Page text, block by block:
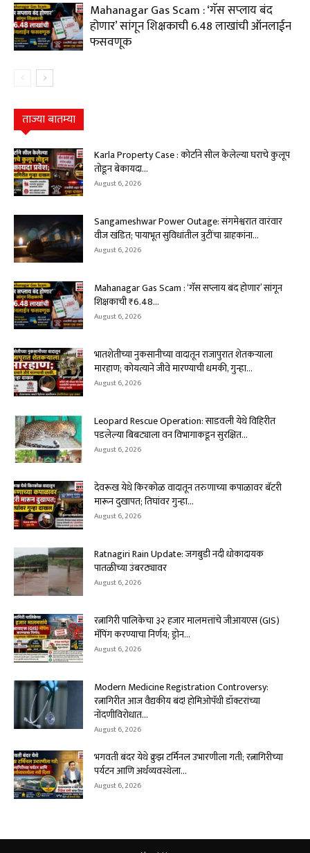
Mahanagar Gas Scam : ‘गॅस सप्लाय बंद
होणार’ सांगून शिक्षकाची ₹6.48 लाखांची ऑनलाईन
फसवणूक
ताज्या बातम्या
Karla Property Case : कोर्टाने सील केलेल्या घराचे कुलूप
तोडून बेकायदा...
August 6, 2026
Sangameshwar Power Outage: संगमेश्वरात वारंवार
वीज खंडित; पायाभूत सुविधांतील त्रुटींचा ग्राहकांना...
August 6, 2026
Mahanagar Gas Scam : ‘गॅस सप्लाय बंद होणार’ सांगून
शिक्षकाची ₹6.48...
August 6, 2026
भातशेतीच्या नुकसानीच्या वादातून राजापुरात शेतकऱ्याला
मारहाण; कोयत्याने जीवे मारण्याची धमकी, गुन्हा...
August 6, 2026
Leopard Rescue Operation: साडवली येथे विहिरीत
पडलेल्या बिबट्याला वन विभागाकडून सुरक्षित...
August 6, 2026
देवरूख येथे किरकोळ वादातून तरुणाच्या कपाळावर बॅटरी
मारून दुखापत; तिघांवर गुन्हा...
August 6, 2026
Ratnagiri Rain Update: जगबुडी नदी धोकादायक
पातळीच्या उंबरठ्यावर
August 6, 2026
रत्नागिरी पालिकेचा ३२ हजार मालमत्तांचे जीआयएस (GIS)
मॅपिंग करण्याचा निर्णय; ड्रोन...
August 6, 2026
Modern Medicine Registration Controversy:
रत्नागिरीत आज वैद्यकीय बंद! होमिओपॅथी डॉक्टरांच्या
नोंदणीविरोधात...
August 6, 2026
भगवती बंदर येथे क्रुझ टर्मिनल उभारणीला गती; रत्नागिरीच्या
पर्यटन आणि अर्थव्यवस्थेला...
August 6, 2026